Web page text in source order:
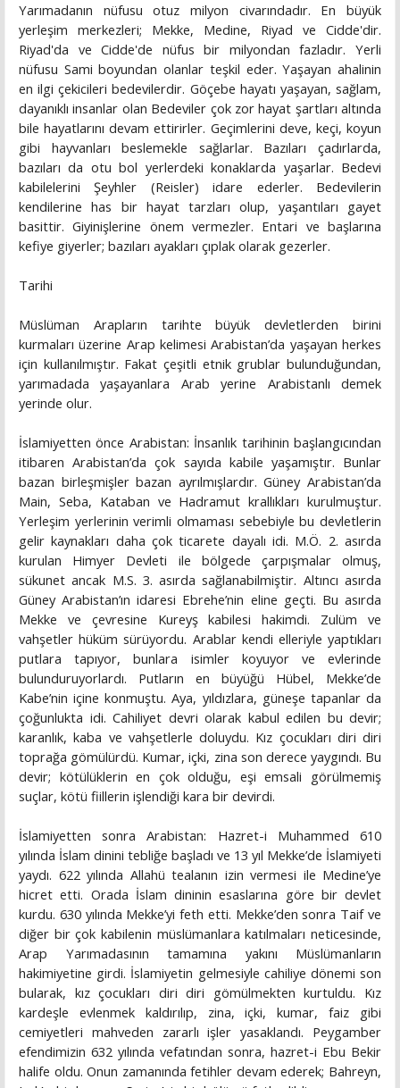
Yarımadanın nüfusu otuz milyon civarındadır. En büyük
yerleşim merkezleri; Mekke, Medine, Riyad ve Cidde'dir.
Riyad'da ve Cidde'de nüfus bir milyondan fazladır. Yerli
nüfusu Sami boyundan olanlar teşkil eder. Yaşayan ahalinin
en ilgi çekicileri bedevilerdir. Göçebe hayatı yaşayan, sağlam,
dayanıklı insanlar olan Bedeviler çok zor hayat şartları altında
bile hayatlarını devam ettirirler. Geçimlerini deve, keçi, koyun
gibi hayvanları beslemekle sağlarlar. Bazıları çadırlarda,
bazıları da otu bol yerlerdeki konaklarda yaşarlar. Bedevi
kabilelerini Şeyhler (Reisler) idare ederler. Bedevilerin
kendilerine has bir hayat tarzları olup, yaşantıları gayet
basittir. Giyinişlerine önem vermezler. Entari ve başlarına
kefiye giyerler; bazıları ayakları çıplak olarak gezerler.
Tarihi
Müslüman Arapların tarihte büyük devletlerden birini
kurmaları üzerine Arap kelimesi Arabistan’da yaşayan herkes
için kullanılmıştır. Fakat çeşitli etnik grublar bulunduğundan,
yarımadada yaşayanlara Arab yerine Arabistanlı demek
yerinde olur.
İslamiyetten önce Arabistan: İnsanlık tarihinin başlangıcından
itibaren Arabistan’da çok sayıda kabile yaşamıştır. Bunlar
bazan birleşmişler bazan ayrılmışlardır. Güney Arabistan’da
Main, Seba, Kataban ve Hadramut krallıkları kurulmuştur.
Yerleşim yerlerinin verimli olmaması sebebiyle bu devletlerin
gelir kaynakları daha çok ticarete dayalı idi. M.Ö. 2. asırda
kurulan Himyer Devleti ile bölgede çarpışmalar olmuş,
sükunet ancak M.S. 3. asırda sağlanabilmiştir. Altıncı asırda
Güney Arabistan’ın idaresi Ebrehe’nin eline geçti. Bu asırda
Mekke ve çevresine Kureyş kabilesi hakimdi. Zulüm ve
vahşetler hüküm sürüyordu. Arablar kendi elleriyle yaptıkları
putlara tapıyor, bunlara isimler koyuyor ve evlerinde
bulunduruyorlardı. Putların en büyüğü Hübel, Mekke’de
Kabe’nin içine konmuştu. Aya, yıldızlara, güneşe tapanlar da
çoğunlukta idi. Cahiliyet devri olarak kabul edilen bu devir;
karanlık, kaba ve vahşetlerle doluydu. Kız çocukları diri diri
toprağa gömülürdü. Kumar, içki, zina son derece yaygındı. Bu
devir; kötülüklerin en çok olduğu, eşi emsali görülmemiş
suçlar, kötü fiillerin işlendiği kara bir devirdi.
İslamiyetten sonra Arabistan: Hazret-i Muhammed 610
yılında İslam dinini tebliğe başladı ve 13 yıl Mekke’de İslamiyeti
yaydı. 622 yılında Allahü tealanın izin vermesi ile Medine’ye
hicret etti. Orada İslam dininin esaslarına göre bir devlet
kurdu. 630 yılında Mekke’yi feth etti. Mekke’den sonra Taif ve
diğer bir çok kabilenin müslümanlara katılmaları neticesinde,
Arap Yarımadasının tamamına yakını Müslümanların
hakimiyetine girdi. İslamiyetin gelmesiyle cahiliye dönemi son
bularak, kız çocukları diri diri gömülmekten kurtuldu. Kız
kardeşle evlenmek kaldırılıp, zina, içki, kumar, faiz gibi
cemiyetleri mahveden zararlı işler yasaklandı. Peygamber
efendimizin 632 yılında vefatından sonra, hazret-i Ebu Bekir
halife oldu. Onun zamanında fetihler devam ederek; Bahreyn,